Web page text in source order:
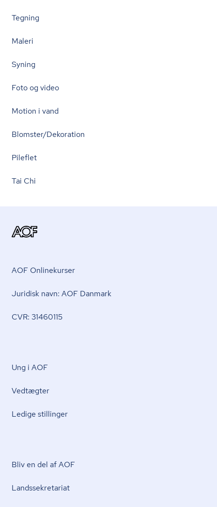
Tegning
Maleri
Syning
Foto og video
Motion i vand
Blomster/Dekoration
Pileflet
Tai Chi
AOF Onlinekurser
Juridisk navn: AOF Danmark
CVR: 31460115
Ung i AOF
Vedtægter
Ledige stillinger
Bliv en del af AOF
Lands­se­kre­ta­ri­at